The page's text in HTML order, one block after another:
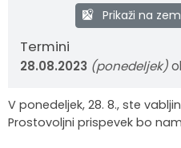
Prikaži na
Termini
28.08.2023 (ponedeljek)
V ponedeljek, 28. 8., ste
Prostovoljni prispevek bo
Krajevne skupnosti
Gasilstvo in civilna zaščita
Občinski nagrajenci
Strateški dokumenti
Javni zavod Polhograjska
Turistična taksa
Vprašajte občino
Letovanje za starejše
Organizacije s področja
Portal eUprava
Zasebni vrtci in varuhi
Merilniki hitrosti
Lokalni ponudniki hrane in
Trajnostni razvoj turizma
Cenik storitev
Režijski obrat
JP VOKA SNAGA